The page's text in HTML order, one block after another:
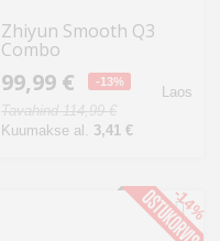
Zhiyun Smooth Q3
Combo
99,99 € -13%
Tavahind 114,99 €
Kuumakse al. 3,41 €
Laos
-14%